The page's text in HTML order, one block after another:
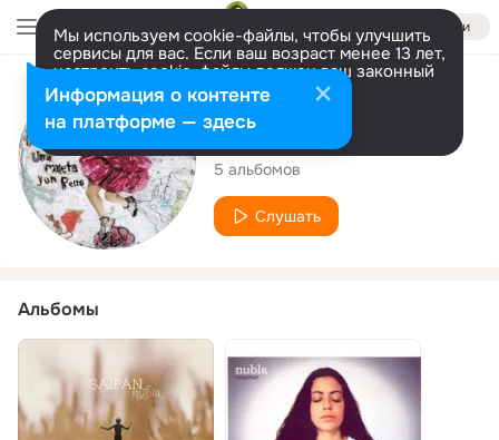
Войти
Мы используем cookie-файлы, чтобы улучшить
сервисы для вас. Если ваш возраст менее 13 лет,
настроить cookie-файлы должен ваш законный
представитель. Больше информации
Разрешить все Настроить
Исполнитель
Nubla
5 альбомов
Слушать
Альбомы
Информация о контенте
на платформе — здесь